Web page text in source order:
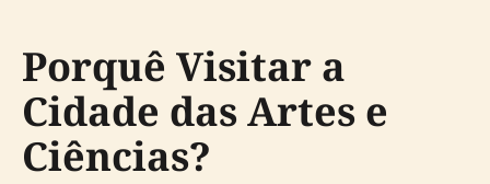
Porquê Visitar a
Cidade das Artes e
Ciências?